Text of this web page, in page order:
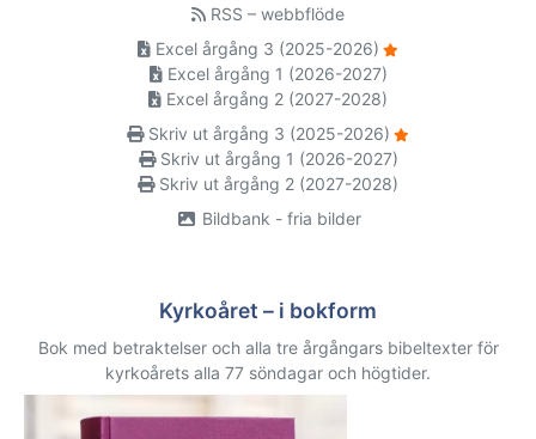
RSS – webbflöde
Excel årgång 3 (2025-2026)
Excel årgång 1 (2026-2027)
Excel årgång 2 (2027-2028)
Skriv ut årgång 3 (2025-2026)
Skriv ut årgång 1 (2026-2027)
Skriv ut årgång 2 (2027-2028)
Bildbank - fria bilder
Kyrkoåret – i bokform
Bok med betraktelser och alla tre årgångars bibeltexter för
kyrkoårets alla 77 söndagar och högtider.